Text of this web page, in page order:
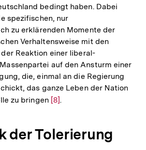
bedingt haben. Dabei
spezifischen, nur
zu erklärenden Momente der
Verhaltensweise mit den
Reaktion einer liberal-
auf den Ansturm einer
die, einmal an die Regierung
das ganze Leben der Nation
zu bringen Zur
Fußnote
[8].
der Tolerierung